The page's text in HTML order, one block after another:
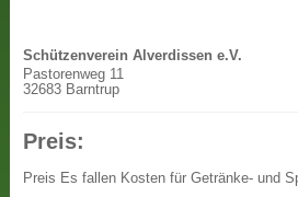
Schützenverein Alverdissen e.V.
Pastorenweg 11
32683 Barntrup
Preis:
Preis Es fallen Kosten für Getränke- und